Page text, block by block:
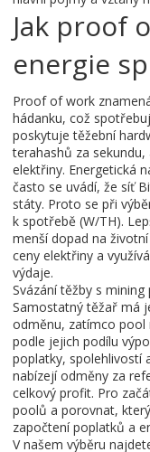
Jak proof
energie
Proof of work
hádanku, což
poskytuje těžební
terahashů za
elektřiny. Energetická
často se uvádí, že síť
státy. Proto se při
k spotřebě (W/TH).
menší dopad na
ceny elektřiny a
výdaje.
Svázání těžby s
Samostatný těžař má
odměnu, zatímco pool
podle jejich podílu
poplatky, spolehlivostí
nabízejí odměny za
celkový profit. Pro
poolů a porovnat,
započtení poplatků a
V našem výběru